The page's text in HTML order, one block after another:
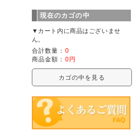
現在のカゴの中
▼カート内に商品はございませ
ん。
合計数量： 0
商品金額： 0円
カゴの中を見る